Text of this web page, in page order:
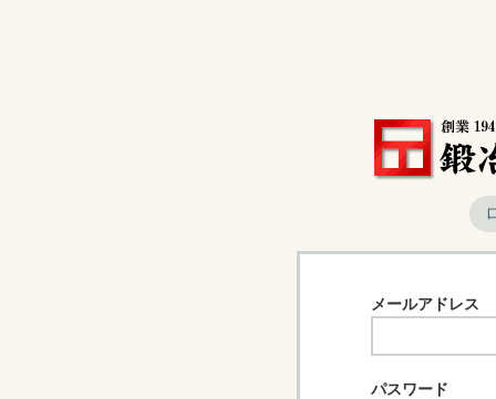
メールアドレス
パスワード